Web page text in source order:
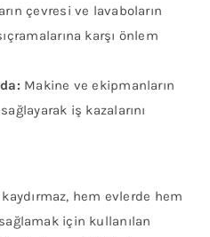
çevresi ve lavaboların
karşı önlem
Makine ve ekipmanların
iş kazalarını
hem evlerde hem
için kullanılan